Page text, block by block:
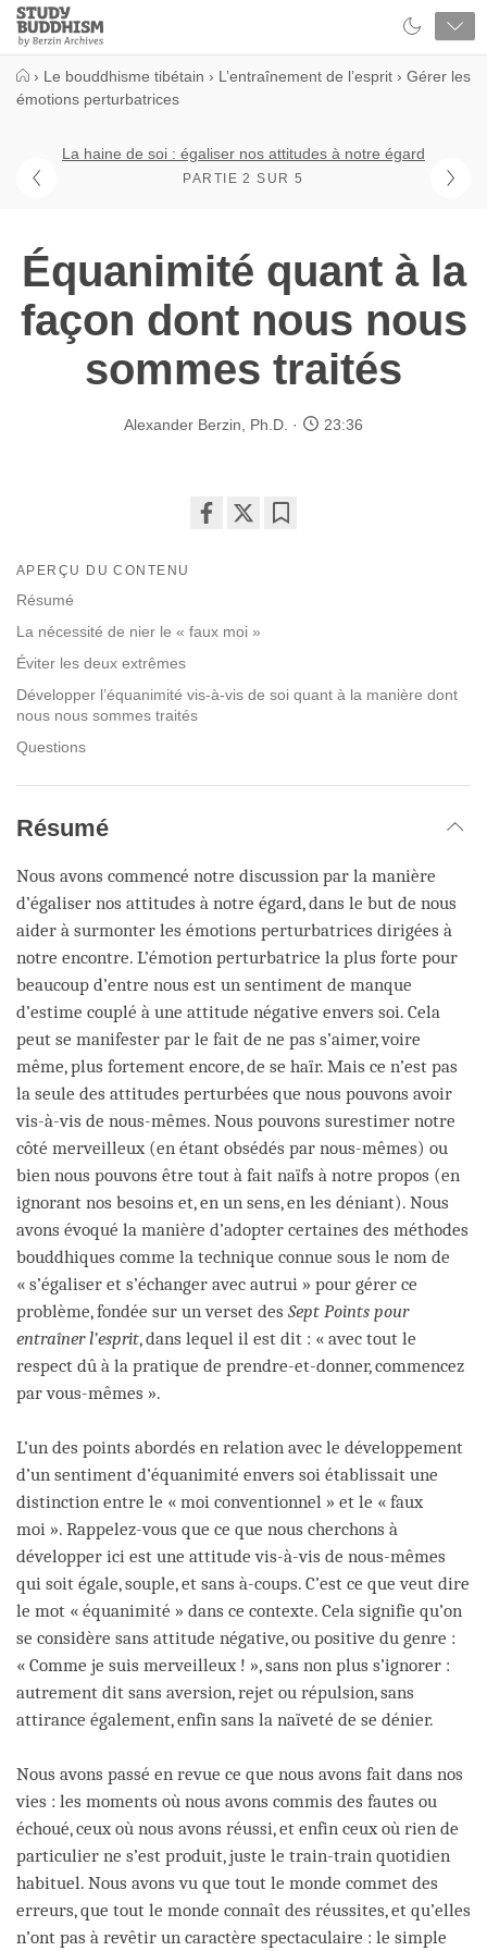
Close
Study
Buddhism
› Le bouddhisme tibétain › L’entraînement de l’esprit › Gérer les
émotions perturbatrices
La haine de soi : égaliser nos attitudes à notre égard
PARTIE 2 SUR 5
Équanimité quant à la
façon dont nous nous
sommes traités
Alexander Berzin, Ph.D. 23:36
APERÇU DU CONTENU
Résumé
La nécessité de nier le « faux moi »
Éviter les deux extrêmes
Développer l’équanimité vis-à-vis de soi quant à la manière dont
nous nous sommes traités
Questions
Résumé
Nous avons commencé notre discussion par la manière
d’égaliser nos attitudes à notre égard, dans le but de nous
aider à surmonter les émotions perturbatrices dirigées à
notre encontre. L’émotion perturbatrice la plus forte pour
beaucoup d’entre nous est un sentiment de manque
d’estime couplé à une attitude négative envers soi. Cela
peut se manifester par le fait de ne pas s’aimer, voire
même, plus fortement encore, de se haïr. Mais ce n’est pas
la seule des attitudes perturbées que nous pouvons avoir
vis-à-vis de nous-mêmes. Nous pouvons surestimer notre
côté merveilleux (en étant obsédés par nous-mêmes) ou
bien nous pouvons être tout à fait naïfs à notre propos (en
ignorant nos besoins et, en un sens, en les déniant). Nous
avons évoqué la manière d’adopter certaines des méthodes
bouddhiques comme la technique connue sous le nom de
« s’égaliser et s’échanger avec autrui » pour gérer ce
problème, fondée sur un verset des Sept Points pour
entraîner l’esprit, dans lequel il est dit : « avec tout le
respect dû à la pratique de prendre-et-donner, commencez
par vous-mêmes ».
L’un des points abordés en relation avec le développement
d’un sentiment d’équanimité envers soi établissait une
distinction entre le « moi conventionnel » et le « faux
moi ». Rappelez-vous que ce que nous cherchons à
développer ici est une attitude vis-à-vis de nous-mêmes
qui soit égale, souple, et sans à-coups. C’est ce que veut dire
le mot « équanimité » dans ce contexte. Cela signifie qu’on
se considère sans attitude négative, ou positive du genre :
« Comme je suis merveilleux ! », sans non plus s’ignorer :
autrement dit sans aversion, rejet ou répulsion, sans
attirance également, enfin sans la naïveté de se dénier.
Nous avons passé en revue ce que nous avons fait dans nos
vies : les moments où nous avons commis des fautes ou
échoué, ceux où nous avons réussi, et enfin ceux où rien de
particulier ne s’est produit, juste le train-train quotidien
habituel. Nous avons vu que tout le monde commet des
erreurs, que tout le monde connaît des réussites, et qu’elles
n’ont pas à revêtir un caractère spectaculaire : le simple